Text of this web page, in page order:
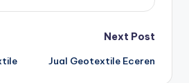
Next Post
Jual Geotextile Eceren